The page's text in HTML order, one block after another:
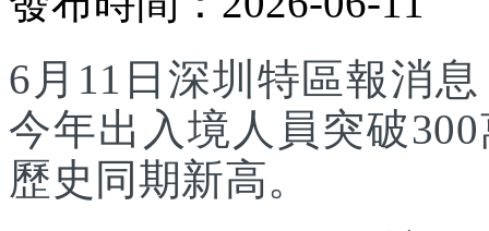
6月11日深圳特區報消
今年出入境人員突破
歷史同期新高。